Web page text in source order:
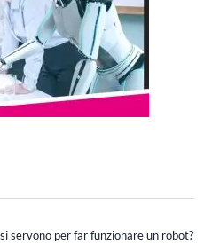
servono per far funzionare un robot?